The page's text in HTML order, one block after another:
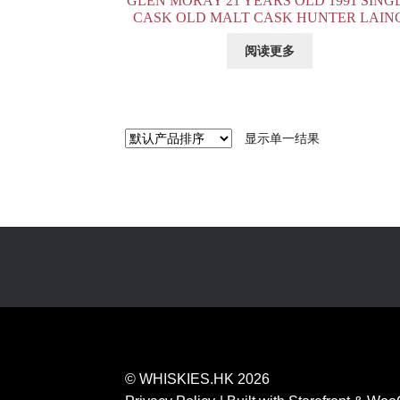
CASK OLD MALT CASK HUNTER
阅读更多
显示单一结果
© WHISKIES.HK 2026